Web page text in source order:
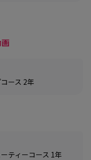
ース 2年
ティーコース 1年